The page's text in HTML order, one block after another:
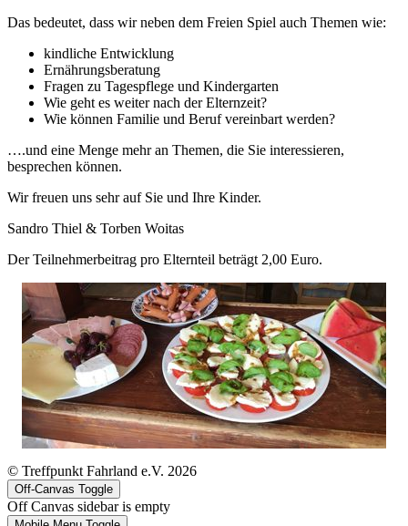
Das bedeutet, dass wir neben dem Freien Spiel auch Themen wie:
kindliche Entwicklung
Ernährungsberatung
Fragen zu Tagespflege und Kindergarten
Wie geht es weiter nach der Elternzeit?
Wie können Familie und Beruf vereinbart werden?
….und eine Menge mehr an Themen, die Sie interessieren,
besprechen können.
Wir freuen uns sehr auf Sie und Ihre Kinder.
Sandro Thiel & Torben Woitas
Der Teilnehmerbeitrag pro Elternteil beträgt 2,00 Euro.
© Treffpunkt Fahrland e.V. 2026
Off-Canvas Toggle
Off Canvas sidebar is empty